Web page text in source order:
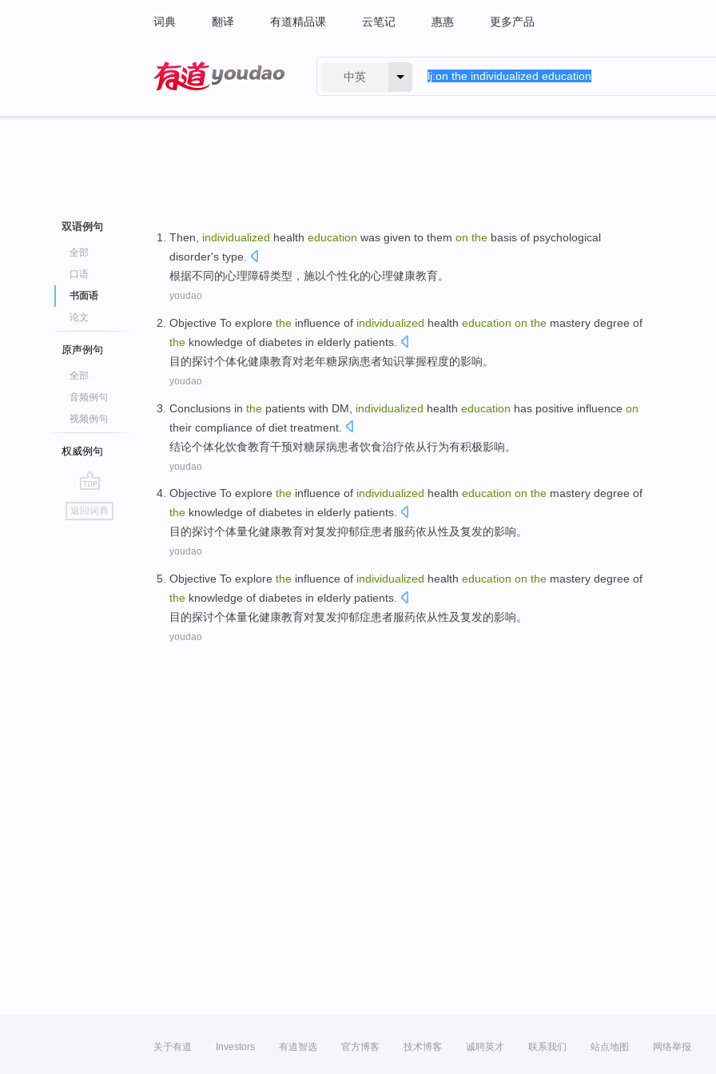
词典 翻译 有道精品课 云笔记 惠惠 更多产品
中英
双语例句
全部
口语
书面语
论文
原声例句
全部
音频例句
视频例句
权威例句
go
top
返回词典
Then, individualized health education was given to them on the basis of psychological
disorder's type
根据不同的心理障碍类型 ， 施以个性化的心理健康教育。
youdao
Objective To explore the influence of individualized health education on the mastery degree of
the knowledge of diabetes in elderly patients
目的探讨个体化健康教育对老年糖尿病患者知识掌握程度的影响。
youdao
Conclusions in the patients with DM individualized health education has positive influence on
their compliance of diet treatment
结论个体化饮食教育干预对糖尿病患者饮食治疗依从行为有积极影响。
youdao
Objective To explore the influence of individualized health education on the mastery degree of
the knowledge of diabetes in elderly patients.
目的探讨个体量化健康教育对复发抑郁症患者服药依从性及复发的影响。
youdao
Objective To explore the influence of individualized health education on the mastery degree of
the knowledge of diabetes in elderly patients
目的探讨个体量化健康教育对复发抑郁症患者服药依从性及复发的影响。
youdao
关于有道 Investors 有道智选 官方博客 技术博客 诚聘英才 联系我们 站点地图 网络举报